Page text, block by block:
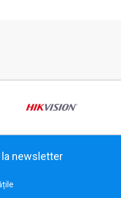
newsletter